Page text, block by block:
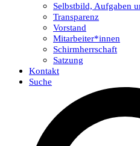
Selbstbild, Aufgaben
Transparenz
Vorstand
Mitarbeiter*innen
Schirmherrschaft
Satzung
Kontakt
Suche